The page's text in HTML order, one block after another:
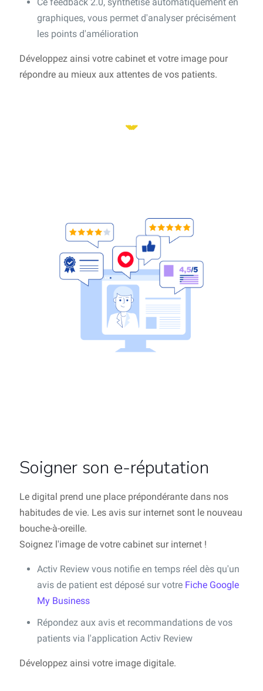
graphiques, vous permet d'analyser précisément
les points d'amélioration
Développez ainsi votre cabinet et votre image pour
répondre au mieux aux attentes de vos patients.
Soigner son e-réputation
Le digital prend une place prépondérante dans nos
habitudes de vie. Les avis sur internet sont le nouveau
bouche-à-oreille.
Soignez l'image de votre cabinet sur internet !
Activ Review vous notifie en temps réel dès qu'un
avis de patient est déposé sur votre Fiche Google
My Business
Répondez aux avis et recommandations de vos
patients via l'application Activ Review
Développez ainsi votre image digitale.